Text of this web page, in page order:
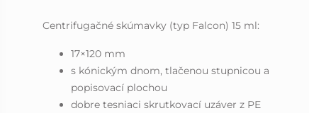
Centrifugačné skúmavky (typ Falcon) 15 ml:
17×120 mm
s kónickým dnom, tlačenou stupnicou a
popisovací plochou
dobre tesniaci skrutkovací uzáver z PE